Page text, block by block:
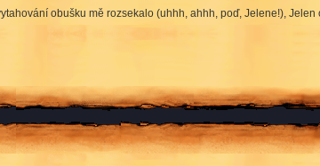
obušku mě rozsekalo (uhhh, ahhh, poď, Jelene!),